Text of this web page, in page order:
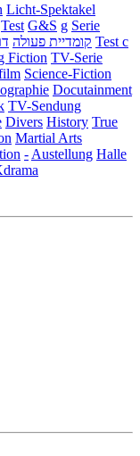
Licht-Spektakel
Test G&S g Serie
קומדיית פעולה Test c
Fiction TV-Serie
Science-Fiction
Docutainment
TV-Sendung
Divers History True
Martial Arts
- Austellung Halle